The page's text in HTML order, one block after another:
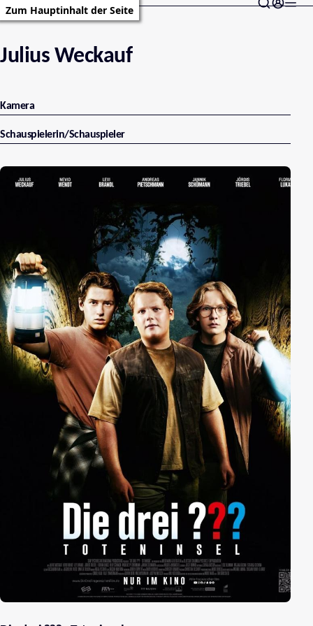
Zum Hauptinhalt der Seite
Julius Weckauf
Kamera
Schauspielerin/Schauspieler